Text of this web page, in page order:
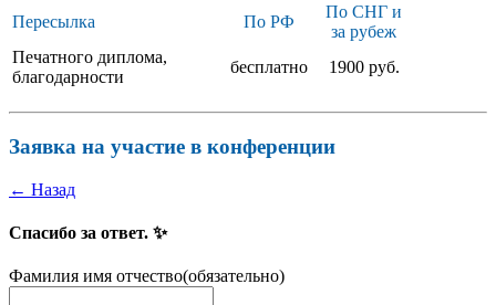
Пересылка
По РФ
По СНГ и
за рубеж
Печатного диплома,
благодарности
бесплатно 1900 руб.
Заявка на участие в конференции
← Назад
Спасибо за ответ. ✨
Фамилия имя отчество(обязательно)